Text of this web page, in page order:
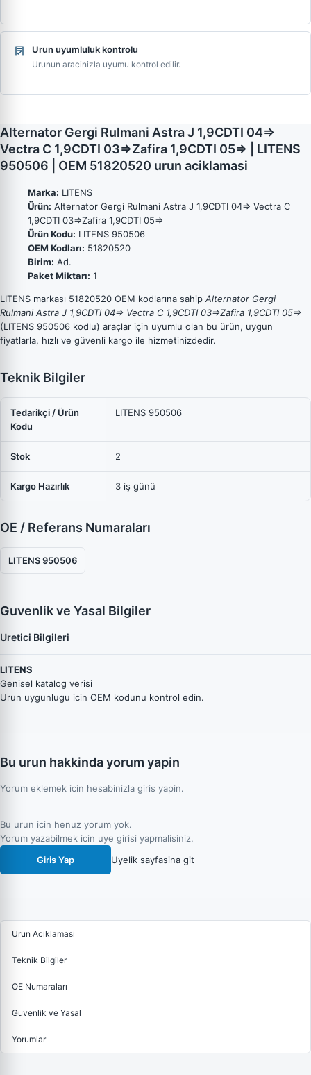
Urun uyumluluk kontrolu
Urunun aracinizla uyumu kontrol edilir.
Alternator Gergi Rulmani Astra J 1,9CDTI 04=>
Vectra C 1,9CDTI 03=>Zafira 1,9CDTI 05=> | LITENS
950506 | OEM 51820520 urun aciklamasi
Marka: LITENS
Ürün: Alternator Gergi Rulmani Astra J 1,9CDTI 04=> Vectra C
1,9CDTI 03=>Zafira 1,9CDTI 05=>
Ürün Kodu: LITENS 950506
OEM Kodları: 51820520
Birim: Ad.
Paket Miktarı: 1
LITENS markası 51820520 OEM kodlarına sahip Alternator Gergi
Rulmani Astra J 1,9CDTI 04=> Vectra C 1,9CDTI 03=>Zafira 1,9CDTI 05=>
(LITENS 950506 kodlu) araçlar için uyumlu olan bu ürün, uygun
fiyatlarla, hızlı ve güvenli kargo ile hizmetinizdedir.
Teknik Bilgiler
Tedarikçi / Ürün
Kodu
LITENS 950506
Stok 2
Kargo Hazırlık 3 iş günü
OE / Referans Numaraları
LITENS 950506
Guvenlik ve Yasal Bilgiler
Uretici Bilgileri
LITENS
Genisel katalog verisi
Urun uygunlugu icin OEM kodunu kontrol edin.
Bu urun hakkinda yorum yapin
Yorum eklemek icin hesabinizla giris yapin.
Bu urun icin henuz yorum yok.
Yorum yazabilmek icin uye girisi yapmalisiniz.
Giris Yap
Uyelik sayfasina git
Urun Aciklamasi
Teknik Bilgiler
OE Numaraları
Guvenlik ve Yasal
Yorumlar